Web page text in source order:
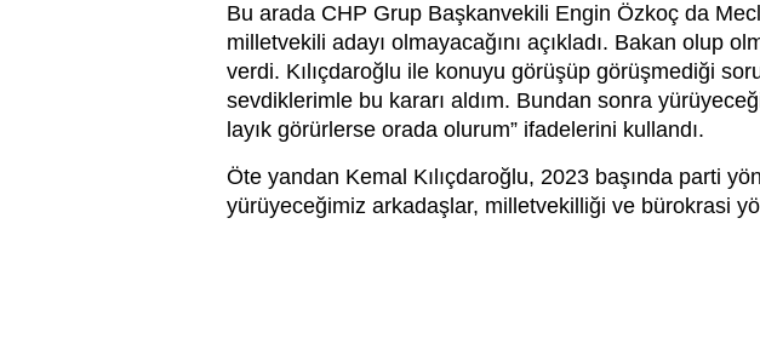
Bu arada CHP Grup Başkanvekili Engin Özkoç da
milletvekili adayı olmayacağını açıkladı. Bakan olup
verdi. Kılıçdaroğlu ile konuyu görüşüp görüşmediği
sevdiklerimle bu kararı aldım. Bundan sonra
layık görürlerse orada olurum” ifadelerini kullandı.
Öte yandan Kemal Kılıçdaroğlu, 2023 başında parti
yürüyeceğimiz arkadaşlar, milletvekilliği ve bürokrasi